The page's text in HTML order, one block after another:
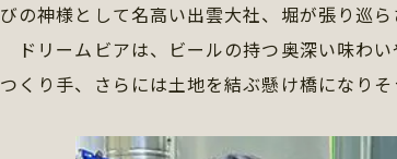
びの神様として名高い出雲大社、堀が張り巡
ドリームビアは、ビールの持つ奥深い味わ
つくり手、さらには土地を結ぶ懸け橋になりそ